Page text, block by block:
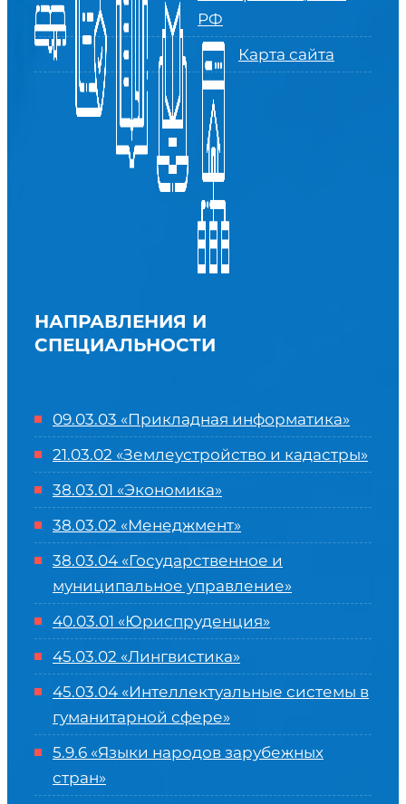
РФ
Карта сайта
НАПРАВЛЕНИЯ И
СПЕЦИАЛЬНОСТИ
09.03.03 «Прикладная информатика»
21.03.02 «Землеустройство и кадастры»
38.03.01 «Экономика»
38.03.02 «Менеджмент»
38.03.04 «Государственное и
муниципальное управление»
40.03.01 «Юриспруденция»
45.03.02 «Лингвистика»
45.03.04 «Интеллектуальные системы в
гуманитарной сфере»
5.9.6 «Языки народов зарубежных
стран»